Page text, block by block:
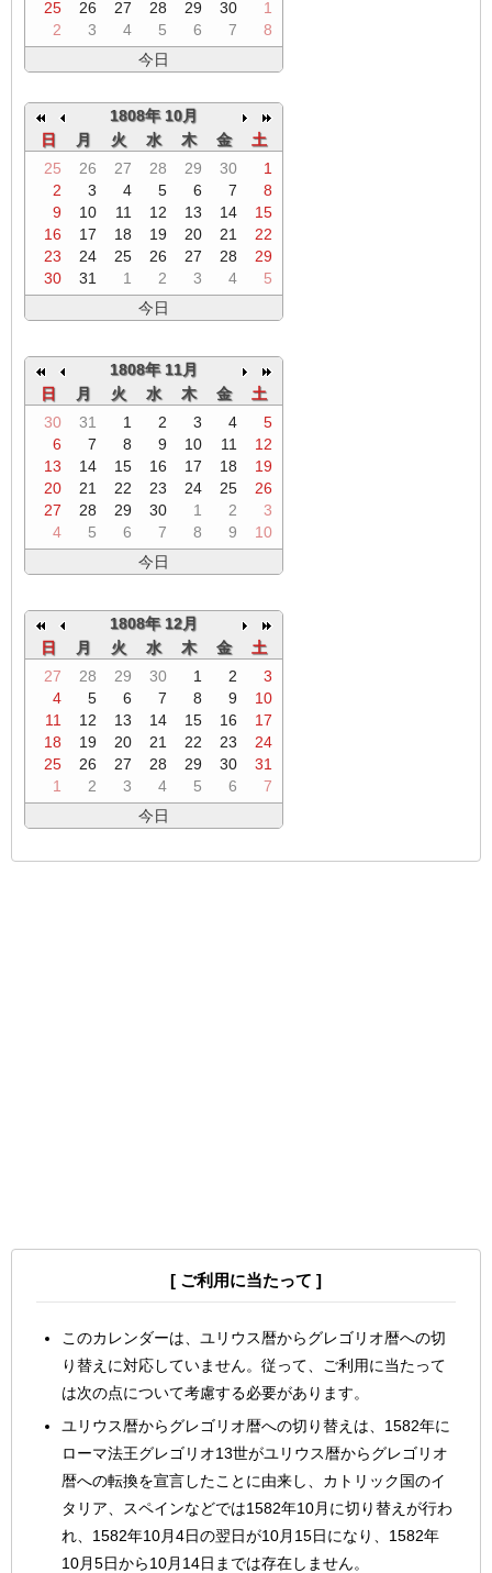
25 26 27 28 29 30
1
2
3 4 5 6 7
8
今日
1808年 10月
日
月 火 水 木 金
土
25
26 27 28 29 30
1
2
3 4 5 6 7
8
9
10 11 12 13 14
15
16
17 18 19 20 21
22
23
24 25 26 27 28
29
30
31 1 2 3 4
5
今日
1808年 11月
日
月 火 水 木 金
土
30
31 1 2 3 4
5
6
7 8 9 10 11
12
13
14 15 16 17 18
19
20
21 22 23 24 25
26
27
28 29 30 1 2
3
4
5 6 7 8 9
10
今日
1808年 12月
日
月 火 水 木 金
土
27
28 29 30 1 2
3
4
5 6 7 8 9
10
11
12 13 14 15 16
17
18
19 20 21 22 23
24
25
26 27 28 29 30
31
1
2 3 4 5 6
7
今日
[ ご利用に当たって ]
このカレンダーは、ユリウス暦からグレゴリオ暦への切
り替えに対応していません。従って、ご利用に当たって
は次の点について考慮する必要があります。
ユリウス暦からグレゴリオ暦への切り替えは、1582年に
ローマ法王グレゴリオ13世がユリウス暦からグレゴリオ
暦への転換を宣言したことに由来し、カトリック国のイ
タリア、スペインなどでは1582年10月に切り替えが行わ
れ、1582年10月4日の翌日が10月15日になり、1582年
10月5日から10月14日までは存在しません。